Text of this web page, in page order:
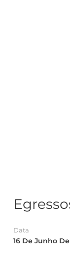
Data
16 De Junho